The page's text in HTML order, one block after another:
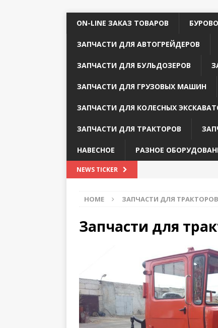
ON-LINE ЗАКАЗ ТОВАРОВ
ЗАПЧАСТИ ДЛЯ АВТОГРЕЙДЕРОВ
ЗАПЧАСТИ ДЛЯ БУЛЬДОЗЕРОВ
ЗАПЧАСТИ ДЛЯ ГРУЗОВЫХ МАШИН
ЗАПЧАСТИ ДЛЯ КОЛЕСНЫХ
ЗАПЧАСТИ ДЛЯ ТРАКТОРОВ
НАВЕСНОЕ РАЗНОЕ
NEWS TICKER
HOME ЗАПЧАСТИ ДЛЯ ТРАКТОРОВ
Запчасти для